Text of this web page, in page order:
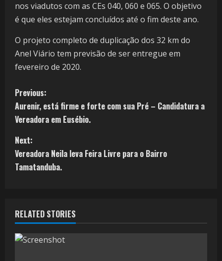
nos viadutos com as CEs 040, 060 e 065. O objetivo
é que eles estejam concluídos até o fim deste ano.
O projeto completo de duplicação dos 32 km do
Anel Viário tem previsão de ser entregue em
fevereiro de 2020.
Previous:
Aurenir, está firme e forte com sua Pré – Candidatura a
Vereadora em Eusébio.
Next:
Vereadora Neila leva Feira Livre para o Bairro
Tamatanduba.
RELATED STORIES